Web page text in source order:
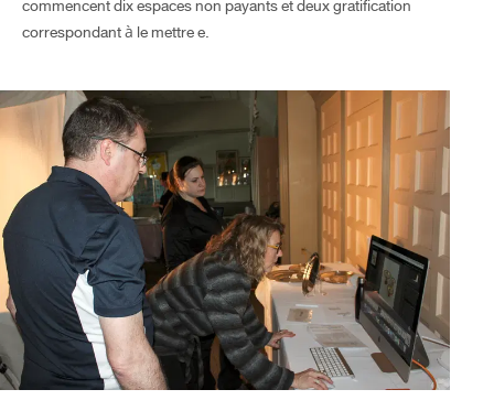
commencent dix espaces non payants et deux gratification
correspondant à le mettre e.